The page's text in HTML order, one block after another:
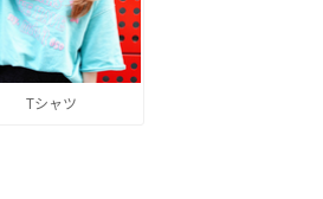
Tシャツ